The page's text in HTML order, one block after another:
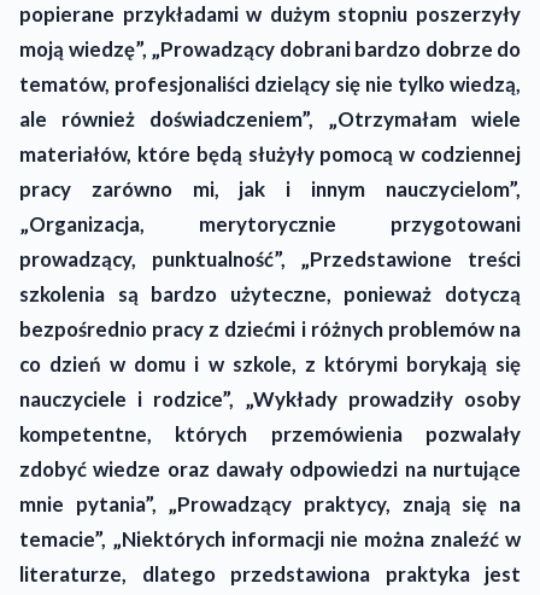
popierane przykładami w dużym stopniu poszerzyły
moją wiedzę”, „Prowadzący dobrani bardzo dobrze do
tematów, profesjonaliści dzielący się nie tylko wiedzą,
ale również doświadczeniem”, „Otrzymałam wiele
materiałów, które będą służyły pomocą w codziennej
pracy zarówno mi, jak i innym nauczycielom”,
„Organizacja, merytorycznie przygotowani
prowadzący, punktualność”, „Przedstawione treści
szkolenia są bardzo użyteczne, ponieważ dotyczą
bezpośrednio pracy z dziećmi i różnych problemów na
co dzień w domu i w szkole, z którymi borykają się
nauczyciele i rodzice”, „Wykłady prowadziły osoby
kompetentne, których przemówienia pozwalały
zdobyć wiedze oraz dawały odpowiedzi na nurtujące
mnie pytania”, „Prowadzący praktycy, znają się na
temacie”, „Niektórych informacji nie można znaleźć w
literaturze, dlatego przedstawiona praktyka jest